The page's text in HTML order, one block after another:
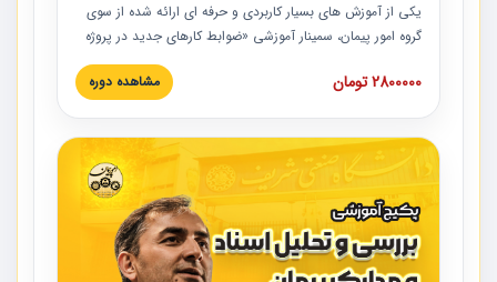
یکی از آموزش‏‏‏‏‏‏ های بسیار کاربردی و حرفه‏ ای ارائه شده از سوی
گروه امور پیمان، سمینار آموزشی «ضوابط کارهای جدید در پروژه
های عمرانی» چالش ها، تخلفات و راه حل ها با نگرش قراردادی
است که در محل سندیکای شرکت های ساختمانی کشور ارائه شد.
مدارک پیمان به همراه تجربیات عملی ارائه شده است.
2800000 تومان مشاهده دوره